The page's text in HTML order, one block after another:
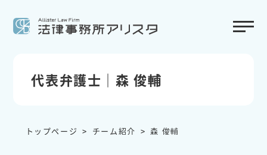
代表弁護士｜森 俊輔
トップページ チーム紹介 森 俊輔